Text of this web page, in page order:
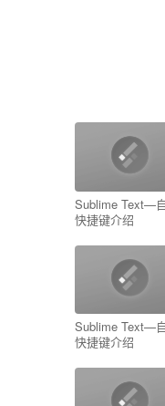
Sublime Text—
快捷键介绍
Sublime Text—
快捷键介绍